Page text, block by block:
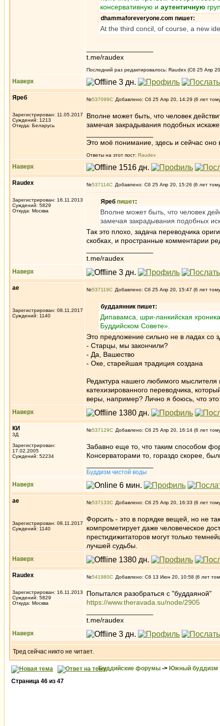
консервативную и аутентичную
dhammaforeveryone.com пишет:
At the third concil, of course, a new
t.me/raudex
Последний раз редактировалось: Raudex (Сб 25 Апр
Наверх
Яреб
Зарегистрирован: 11.05.2017
Суждений: 1213
Откуда: Беларусь
№537099 Добавлено: Сб 25 Апр 20, 14:29 (6 лет
Вполне может быть, что человек
замечая закрадывания подобных
Это моё понимание, здесь и сейчас оно
Ответы на этот пост: Raudex
Наверх
Raudex
Зарегистрирован: 16.11.2013
Суждений: 5829
Откуда: Москва
№537114 Добавлено: Сб 25 Апр 20, 15:26 (6 лет
Яреб пишет:
Вполне может быть, что человек
замечая закрадывания подобных
Так это плохо, задача переводчика
скобках, и пространные комментарии
t.me/raudex
Наверх
ae
Зарегистрирован: 08.11.2017
Суждений: 1140
№537119 Добавлено: Сб 25 Апр 20, 15:47 (6 лет
буддаянник пишет:
Дипавамса, шри-ланкийская
Буддийском Совете».
Это предложение сильно не в ладах со
- Старцы, мы закончили?
- Да, Вашество
- Оке, старейшая традиция создана
Редактура нашего любимого мыслителя
катехизированного переводчика,
веры, например? Лично я боюсь, что это
Наверх
КИ
3Д
Зарегистрирован:
17.02.2005
Суждений: 52234
№537129 Добавлено: Сб 25 Апр 20, 16:14 (6 лет
Забавно еще то, что таким способом
Консерваторами то, гораздо скорее,
Буддизм чистой воды
Наверх
ae
Зарегистрирован: 08.11.2017
Суждений: 1140
№537133 Добавлено: Сб 25 Апр 20, 16:33 (6 лет
Форсить - это в порядке вещей, но не
компрометирует даже человеческое
престидижитаторов могут только
лучшей судьбы.
Наверх
Raudex
Зарегистрирован: 16.11.2013
Суждений: 5829
Откуда: Москва
№541980 Добавлено: Сб 13 Июн 20, 10:58 (6 лет
Попытался разобраться с "буддаяной"
https://www.theravada.su/node/2905
t.me/raudex
Наверх
Тред сейчас никто не читает.
Буддийские форумы -> Южный буддизм
Страница 46 из 47